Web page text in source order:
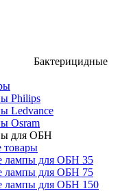
Бактерицидные
Philips
Ledvance
Osram
для ОБН
товары
лампы для ОБН 35
лампы для ОБН 75
лампы для ОБН 150